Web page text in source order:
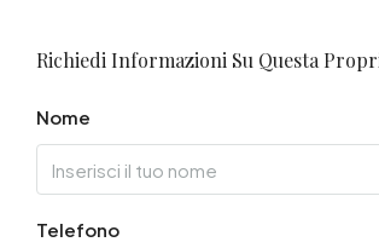
Richiedi Informazioni Su Questa
Nome
Telefono